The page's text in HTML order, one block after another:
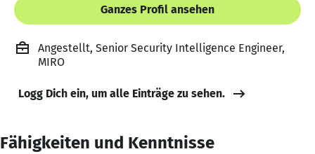
Ganzes Profil ansehen
Angestellt, Senior Security Intelligence Engineer,
MIRO
Logg Dich ein, um alle Einträge zu sehen.
Fähigkeiten und Kenntnisse